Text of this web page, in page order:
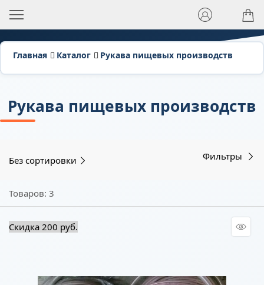
Главная Каталог Рукава пищевых производств
Рукава пищевых производств
Без сортировки Фильтры
Товаров: 3
Скидка 200 руб.